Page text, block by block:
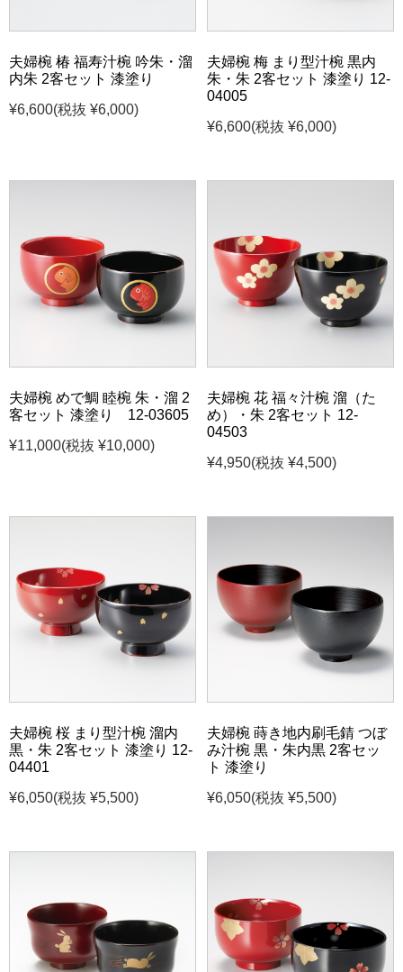
夫婦椀 椿 福寿汁椀 吟朱・溜
内朱 2客セット 漆塗り
¥6,600(税抜 ¥6,000)
夫婦椀 梅 まり型汁椀 黒内
朱・朱 2客セット 漆塗り 12-
04005
¥6,600(税抜 ¥6,000)
夫婦椀 めで鯛 睦椀 朱・溜 2
客セット 漆塗り 12-03605
¥11,000(税抜 ¥10,000)
夫婦椀 花 福々汁椀 溜（た
め）・朱 2客セット 12-
04503
¥4,950(税抜 ¥4,500)
夫婦椀 桜 まり型汁椀 溜内
黒・朱 2客セット 漆塗り 12-
04401
¥6,050(税抜 ¥5,500)
夫婦椀 蒔き地内刷毛錆 つぼ
み汁椀 黒・朱内黒 2客セッ
ト 漆塗り
¥6,050(税抜 ¥5,500)